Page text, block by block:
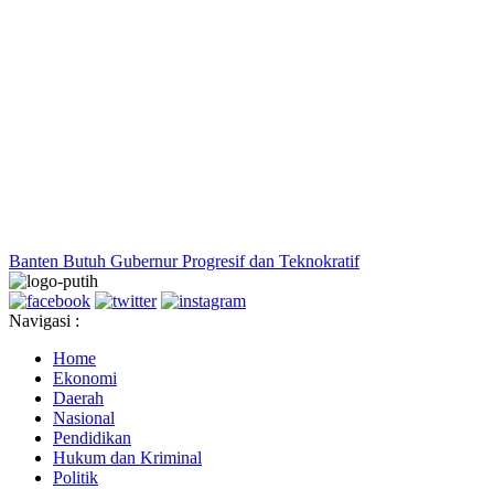
Banten Butuh Gubernur Progresif dan Teknokratif
Navigasi :
Home
Ekonomi
Daerah
Nasional
Pendidikan
Hukum dan Kriminal
Politik